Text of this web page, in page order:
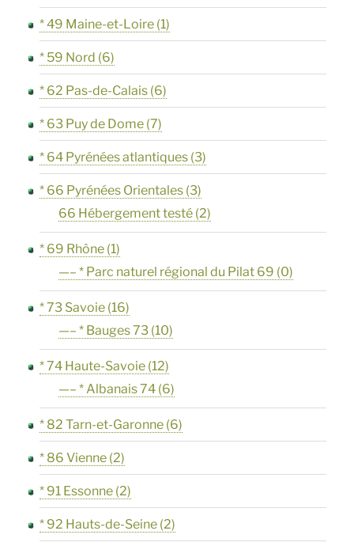
* 49 Maine-et-Loire (1)
* 59 Nord (6)
* 62 Pas-de-Calais (6)
* 63 Puy de Dome (7)
* 64 Pyrénées atlantiques (3)
* 66 Pyrénées Orientales (3)
66 Hébergement testé (2)
* 69 Rhône (1)
—– * Parc naturel régional du Pilat 69 (0)
* 73 Savoie (16)
—– * Bauges 73 (10)
* 74 Haute-Savoie (12)
—– * Albanais 74 (6)
* 82 Tarn-et-Garonne (6)
* 86 Vienne (2)
* 91 Essonne (2)
* 92 Hauts-de-Seine (2)